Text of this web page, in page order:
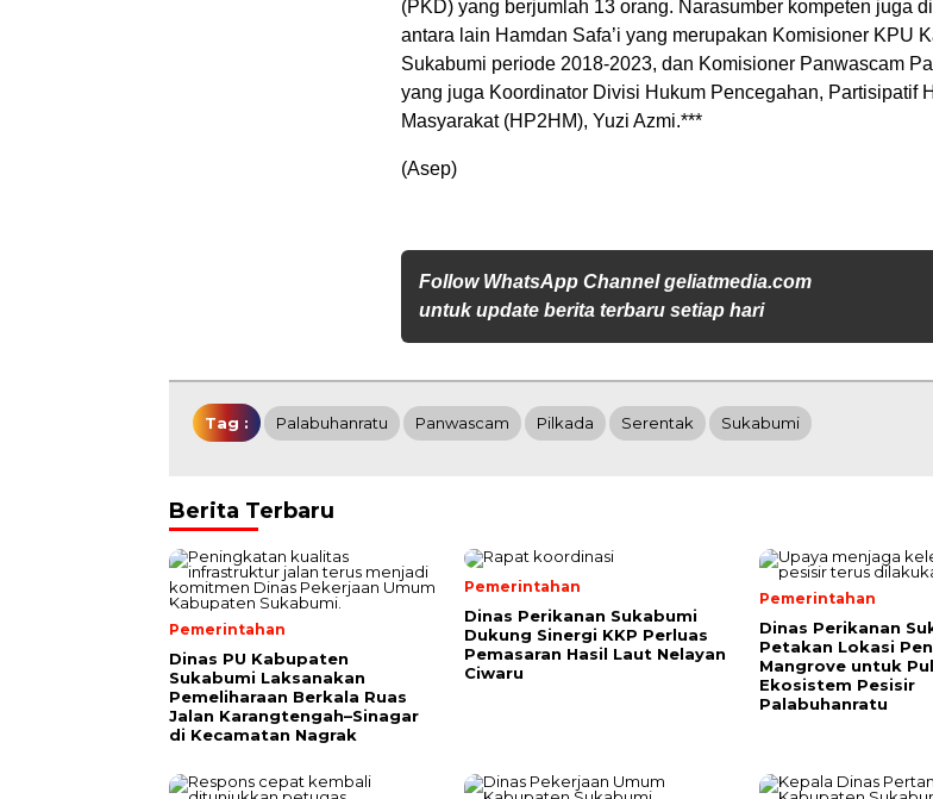
(PKD) yang berjumlah 13 orang. Narasumber kompeten juga
antara lain Hamdan Safa’i yang merupakan Komisioner KPU
Sukabumi periode 2018-2023, dan Komisioner Panwascam
yang juga Koordinator Divisi Hukum Pencegahan, Partisipatif
Masyarakat (HP2HM), Yuzi Azmi.***
(Asep)
Follow WhatsApp Channel geliatmedia.com
untuk update berita terbaru setiap hari
Tag : Palabuhanratu Panwascam Pilkada Serentak Sukabumi
Berita Terbaru
Pemerintahan
Dinas PU Kabupaten
Sukabumi Laksanakan
Pemeliharaan Berkala Ruas
Jalan Karangtengah–Sinagar
di Kecamatan Nagrak
Pemerintahan
Dinas Perikanan Sukabumi
Dukung Sinergi KKP Perluas
Pemasaran Hasil Laut Nelayan
Ciwaru
Pemerintahan
Dinas Perikanan
Petakan Lokasi
Mangrove untuk
Ekosistem Pesisir
Palabuhanratu